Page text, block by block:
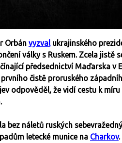
Orbán vyzvalukrajinského
války s Ruskem. Zcela jistě
předsednictví Maďarska v
čistě proruského
odpověděl, že vidí cestu k
bez náletů ruských
letecké munice na Charkov.